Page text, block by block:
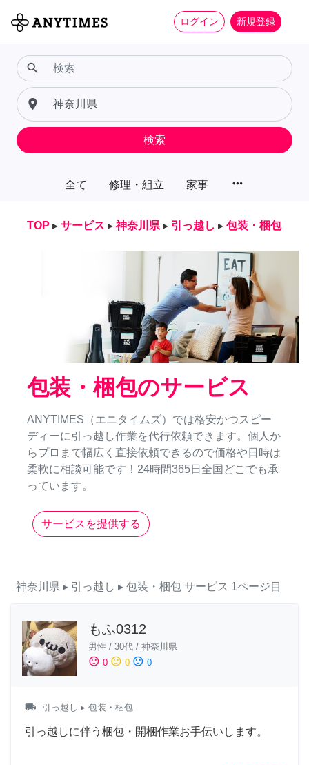
ログイン 新規登録
全て 修理・組立 家事 more_horiz
search
place
検索
TOP ▸ サービス ▸ 神奈川県 ▸ 引っ越し ▸ 包装・梱包
包装・梱包のサービス
ANYTIMES（エニタイムズ）では格安かつスピー
ディーに引っ越し作業を代行依頼できます。個人か
らプロまで幅広く直接依頼できるので価格や日時は
柔軟に相談可能です！24時間365日全国どこでも承
っています。
サービスを提供する
神奈川県 ▸ 引っ越し ▸ 包装・梱包 サービス 1ページ目
もふ0312
男性 / 30代 / 神奈川県
sentiment_satisfied 0 sentiment_neutral 0 sentiment_dissatisfied 0
local_shipping 引っ越し ▸ 包装・梱包
引っ越しに伴う梱包・開梱作業お手伝いします。